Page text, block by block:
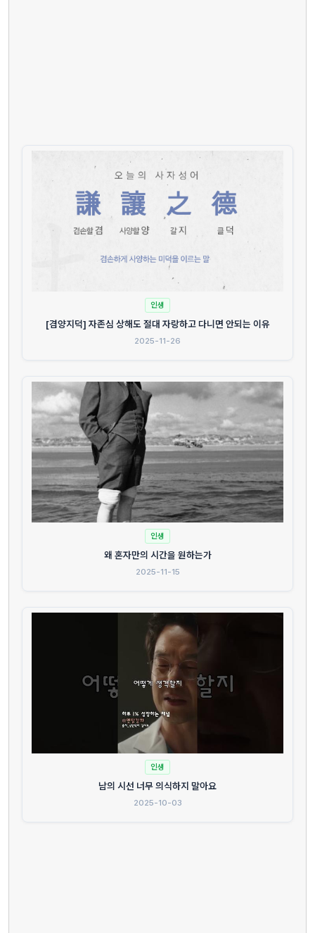
인생
[겸양지덕] 자존심 상해도 절대 자랑하고 다니면 안되는 이유
2025-11-26
인생
왜 혼자만의 시간을 원하는가
2025-11-15
인생
남의 시선 너무 의식하지 말아요
2025-10-03